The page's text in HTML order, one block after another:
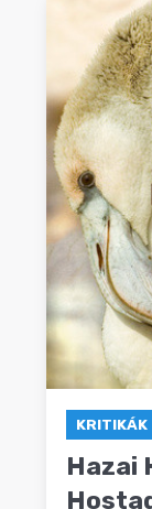
KRITIKÁK
Hazai